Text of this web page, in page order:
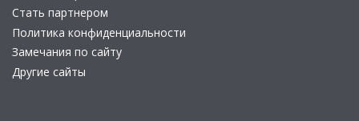
Стать партнером
Политика конфиденциальности
Замечания по сайту
Другие сайты